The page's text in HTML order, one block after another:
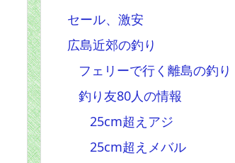
セール、激安
広島近郊の釣り
フェリーで行く離島の釣り
釣り友80人の情報
25cm超えアジ
25cm超えメバル